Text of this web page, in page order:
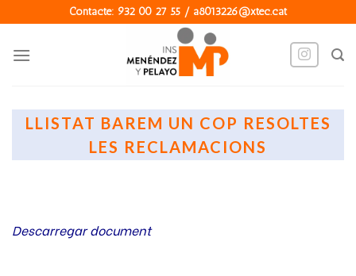
to
content
Contacte: 932 00 27 55 / a8013226@xtec.cat
LLISTAT BAREM UN COP RESOLTES
LES RECLAMACIONS
Descarregar document